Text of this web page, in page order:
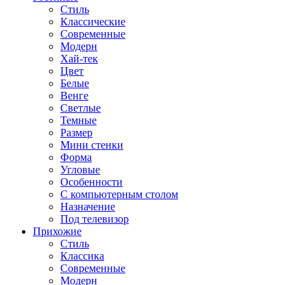
Стиль
Классические
Современные
Модерн
Хай-тек
Цвет
Белые
Венге
Светлые
Темные
Размер
Мини стенки
Форма
Угловые
Особенности
С компьютерным столом
Назначение
Под телевизор
Прихожие
Стиль
Классика
Современные
Модерн